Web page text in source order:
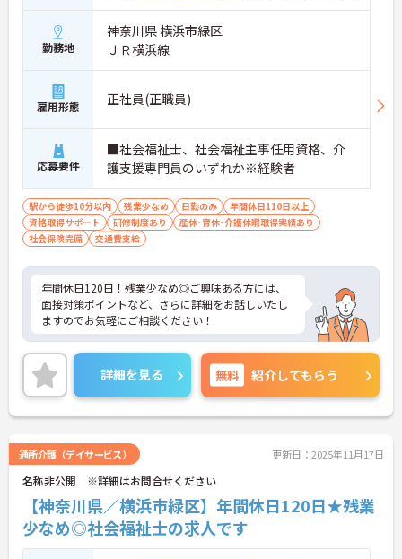
勤務地
神奈川県 横浜市緑区
ＪＲ横浜線
雇用形態 正社員(正職員)
応募要件
■社会福祉士、社会福祉主事任用資格、介
護支援専門員のいずれか※経験者
駅から徒歩10分以内 残業少なめ 日勤のみ
年間休日110日以上
資格取得サポート
研修制度あり
産休･育休･介護休暇取得実績あり
社会保険完備
交通費支給
年間休日120日！残業少なめ◎ご興味ある方には、
面接対策ポイントなど、さらに詳細をお話しいたし
ますのでお気軽にご相談ください！
詳細を見る 無料 紹介してもらう
通所介護（デイサービス） 更新日：2025年11月17日
名称非公開 ※詳細はお問合せください
【神奈川県／横浜市緑区】年間休日120日★残業
少なめ◎社会福祉士の求人です